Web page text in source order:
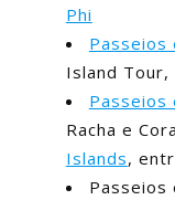
Phi
Passeios
Island
Passeios
Racha e
Islands,
Passeios